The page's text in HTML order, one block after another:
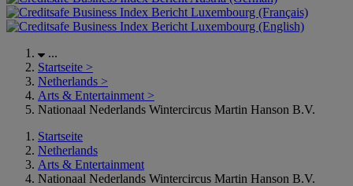
Luxembourg (Français)
Luxembourg (English)
...
Startseite >
Netherlands >
Arts & Entertainment >
Nationaal Nederlands Wintercircus Martin Hanson B.V.
Startseite
Netherlands
Arts & Entertainment
Nationaal Nederlands Wintercircus Martin Hanson B.V.